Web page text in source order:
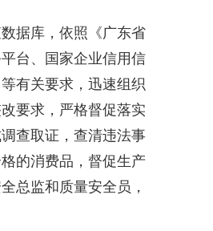
据库，依照《广东省
台、国家企业信用信
有关要求，迅速组织
要求，严格督促落实
查取证，查清违法事
的消费品，督促生产
总监和质量安全员，